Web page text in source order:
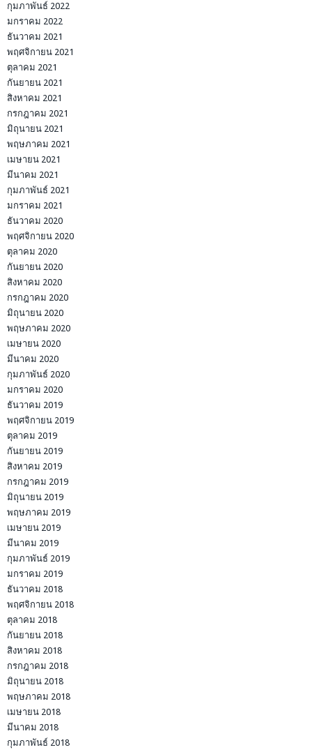
กุมภาพันธ์ 2022
มกราคม 2022
ธันวาคม 2021
พฤศจิกายน 2021
ตุลาคม 2021
กันยายน 2021
สิงหาคม 2021
กรกฎาคม 2021
มิถุนายน 2021
พฤษภาคม 2021
เมษายน 2021
มีนาคม 2021
กุมภาพันธ์ 2021
มกราคม 2021
ธันวาคม 2020
พฤศจิกายน 2020
ตุลาคม 2020
กันยายน 2020
สิงหาคม 2020
กรกฎาคม 2020
มิถุนายน 2020
พฤษภาคม 2020
เมษายน 2020
มีนาคม 2020
กุมภาพันธ์ 2020
มกราคม 2020
ธันวาคม 2019
พฤศจิกายน 2019
ตุลาคม 2019
กันยายน 2019
สิงหาคม 2019
กรกฎาคม 2019
มิถุนายน 2019
พฤษภาคม 2019
เมษายน 2019
มีนาคม 2019
กุมภาพันธ์ 2019
มกราคม 2019
ธันวาคม 2018
พฤศจิกายน 2018
ตุลาคม 2018
กันยายน 2018
สิงหาคม 2018
กรกฎาคม 2018
มิถุนายน 2018
พฤษภาคม 2018
เมษายน 2018
มีนาคม 2018
กุมภาพันธ์ 2018